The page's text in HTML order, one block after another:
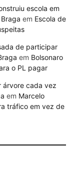
escola em
em Escola de
de participar
em Bolsonaro
o PL pagar
árvore cada vez
em Marcelo
tráfico em vez de